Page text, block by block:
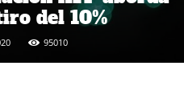
del 10%
95010